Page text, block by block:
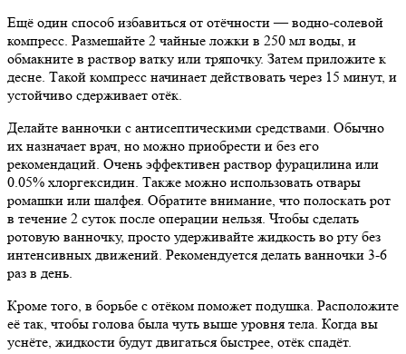
Ещё один способ избавиться от отёчности — водно-солевой
компресс. Размешайте 2 чайные ложки в 250 мл воды, и
обмакните в раствор ватку или тряпочку. Затем приложите к
десне. Такой компресс начинает действовать через 15 минут, и
устойчиво сдерживает отёк.
Делайте ванночки с антисептическими средствами. Обычно
их назначает врач, но можно приобрести и без его
рекомендаций. Очень эффективен раствор фурацилина или
0.05% хлоргексидин. Также можно использовать отвары
ромашки или шалфея. Обратите внимание, что полоскать рот
в течение 2 суток после операции нельзя. Чтобы сделать
ротовую ванночку, просто удерживайте жидкость во рту без
интенсивных движений. Рекомендуется делать ванночки 3-6
раз в день.
Кроме того, в борьбе с отёком поможет подушка. Расположите
её так, чтобы голова была чуть выше уровня тела. Когда вы
уснёте, жидкости будут двигаться быстрее, отёк спадёт.